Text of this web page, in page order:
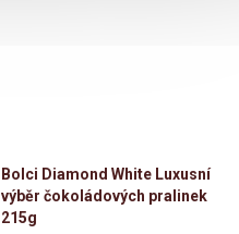
Bolci Diamond White Luxusní
výběr čokoládových pralinek
215g